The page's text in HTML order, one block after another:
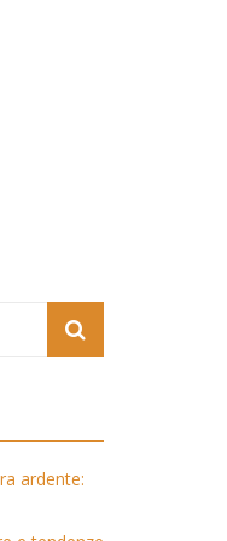
ardente: